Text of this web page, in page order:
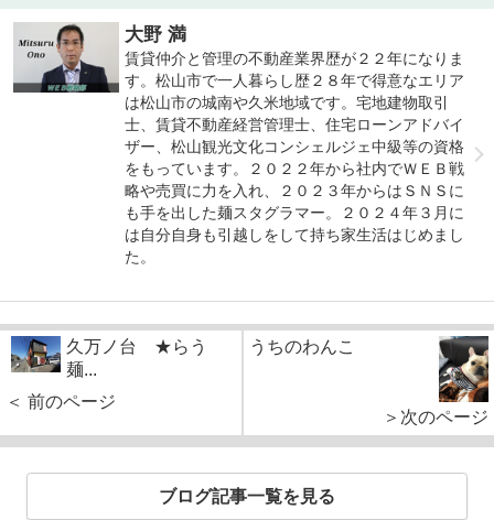
大野 満
賃貸仲介と管理の不動産業界歴が２２年になりま
す。松山市で一人暮らし歴２８年で得意なエリア
は松山市の城南や久米地域です。宅地建物取引
士、賃貸不動産経営管理士、住宅ローンアドバイ
ザー、松山観光文化コンシェルジェ中級等の資格
をもっています。２０２２年から社内でＷＥＢ戦
略や売買に力を入れ、２０２３年からはＳＮＳに
も手を出した麺スタグラマー。２０２４年３月に
は自分自身も引越しをして持ち家生活はじめまし
た。
久万ノ台 ★らう
麺...
＜ 前のページ
うちのわんこ
＞次のページ
ブログ記事一覧を見る